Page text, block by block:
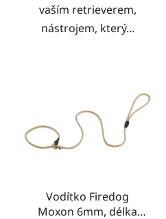
vaším retrieverem,
nástrojem, který...
Vodítko Firedog
Moxon 6mm, délka